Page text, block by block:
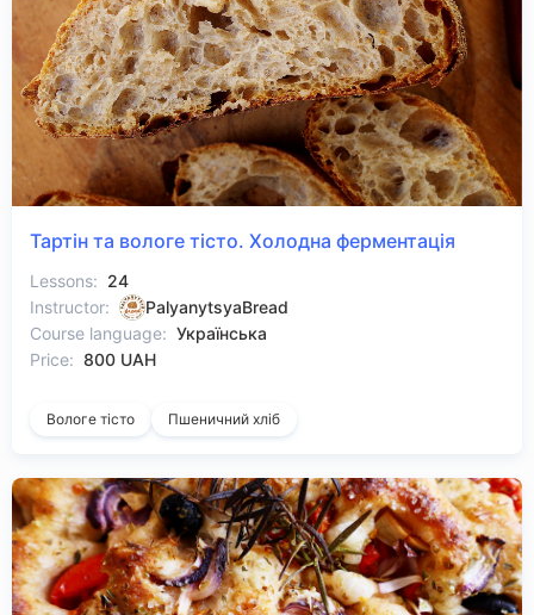
Тартін та вологе тісто. Холодна ферментація
Lessons: 24
Instructor:
PalyanytsyaBread
Course language: Українська
Price: 800 UAH
Вологе тісто Пшеничний хліб